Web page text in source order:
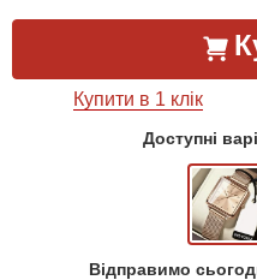
Купити в 1 клік
Доступні
Відправимо